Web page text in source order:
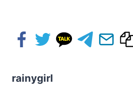
rainygirl